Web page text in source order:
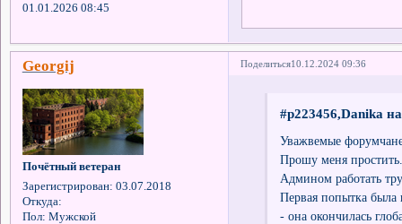
01.01.2026 08:45
Поделиться10.12.2024 09:36
Georgij
Почётный ветеран
Зарегистрирован: 03.07.2018
Откуда:
Пол: Мужской
#p223456,Danika
Уважвемые
Прошу меня простить.
Админом работать
Первая попытка
- она окончилась